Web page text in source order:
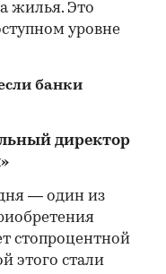
жилья. Это
уровне
банки
директор
— один из
стопроцентной
этого стали